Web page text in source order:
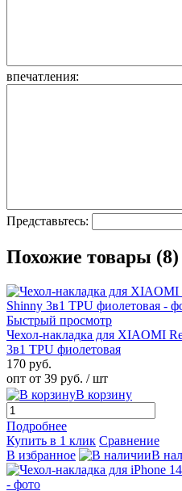
впечатления:
Представьтесь:
Похожие товары (8)
Быстрый просмотр
Чехол-накладка для XIAOMI
3в1 TPU фиолетовая
170 руб.
опт от 39 руб. / шт
В корзину
Подробнее
Купить в 1 клик Сравнение
В избранное
В